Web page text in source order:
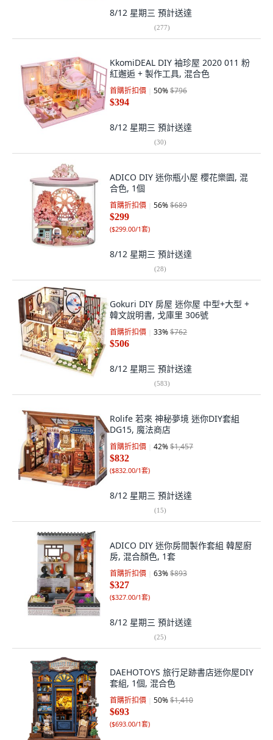
8/12 星期三 預計送達
(277)
KkomiDEAL DIY 袖珍屋 2020 011 粉
紅邂逅 + 製作工具, 混合色
首購折扣價 50%$796
$394
8/12 星期三 預計送達
(30)
ADICO DIY 迷你瓶小屋 櫻花樂園, 混
合色, 1個
首購折扣價 56%$689
$299
($299.00/1套)
8/12 星期三 預計送達
(28)
Gokuri DIY 房屋 迷你屋 中型+大型 +
韓文說明書, 戈庫里 306號
首購折扣價 33%$762
$506
8/12 星期三 預計送達
(583)
Rolife 若來 神秘夢境 迷你DIY套組
DG15, 魔法商店
首購折扣價 42%$1,457
$832
($832.00/1套)
8/12 星期三 預計送達
(15)
ADICO DIY 迷你房間製作套組 韓屋廚
房, 混合顏色, 1套
首購折扣價 63%$893
$327
($327.00/1套)
8/12 星期三 預計送達
(25)
DAEHOTOYS 旅行足跡書店迷你屋DIY
套組, 1個, 混合色
首購折扣價 50%$1,410
$693
($693.00/1套)